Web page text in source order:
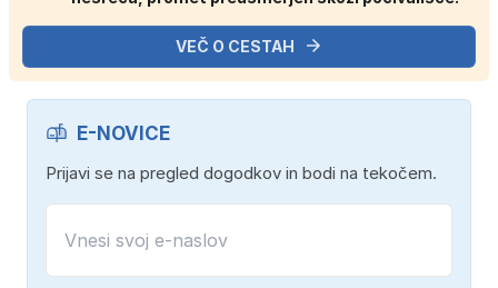
VEČ O CESTAH
E-NOVICE
Prijavi se na pregled dogodkov in bodi na tekočem.